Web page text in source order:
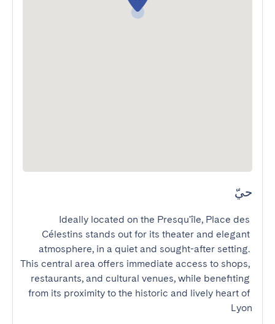
حيّ
Ideally located on the Presqu'île, Place des
Célestins stands out for its theater and elegant
atmosphere, in a quiet and sought-after setting.
This central area offers immediate access to shops,
restaurants, and cultural venues, while benefiting
from its proximity to the historic and lively heart of
Lyon